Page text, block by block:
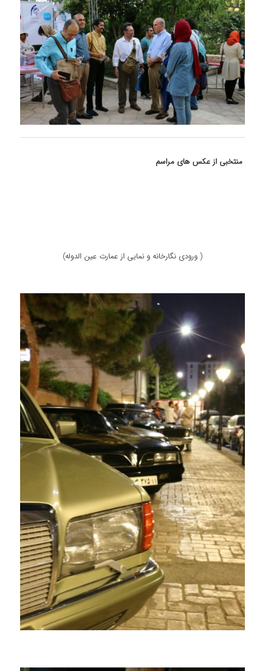
منتخبی از عکس های مراسم
( ورودی نگارخانه و نمایی از عمارت عین الدوله)